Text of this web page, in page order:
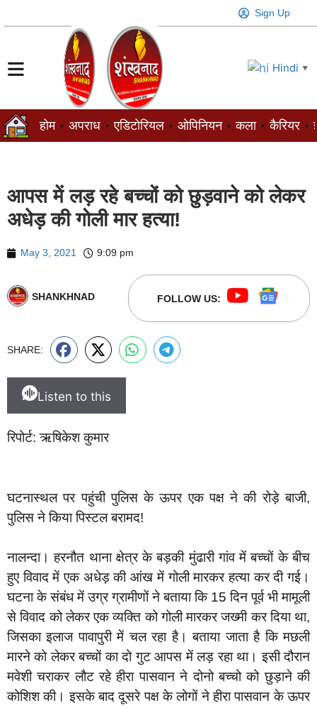
Sign Up
Hindi ▼
होम अपराध एडिटोरियल ओपिनियन कला कैरियर
आपस में लड़ रहे बच्चों को छुड़वाने को लेकर
अधेड़ की गोली मार हत्या!
May 3, 2021 9:09 pm
SHANKHNAD FOLLOW US:
SHARE:
Listen to this
रिपोर्ट: ऋषिकेश कुमार
घटनास्थल पर पहुंची पुलिस के ऊपर एक पक्ष ने की रोड़े बाजी,
पुलिस ने किया पिस्टल बरामद!
नालन्दा। हरनौत थाना क्षेत्र के बड़की मुंढारी गांव में बच्चों के बीच
हुए विवाद में एक अधेड़ की आंख में गोली मारकर हत्या कर दी गई।
घटना के संबंध में उग्र ग्रामीणों ने बताया कि 15 दिन पूर्व भी मामूली
से विवाद को लेकर एक व्यक्ति को गोली मारकर जख्मी कर दिया था,
जिसका इलाज पावापुरी में चल रहा है। बताया जाता है कि मछली
मारने को लेकर बच्चों का दो गुट आपस में लड़ रहा था। इसी दौरान
मवेशी चराकर लौट रहे हीरा पासवान ने दोनो बच्चो को छुड़ाने की
कोशिश की। इसके बाद दूसरे पक्ष के लोगों ने हीरा पासवान के ऊपर